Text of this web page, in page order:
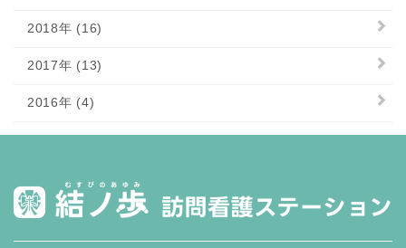
2018年 (16)
2017年 (13)
2016年 (4)